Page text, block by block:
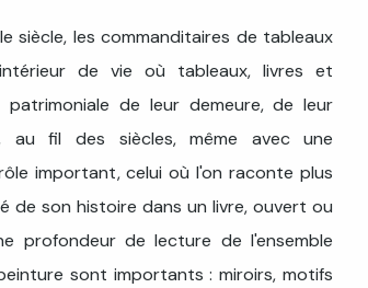
siècle, les commanditaires de tableaux
de vie où tableaux, livres et
de leur demeure, de leur
au fil des siècles, même avec une
important, celui où l'on raconte plus
son histoire dans un livre, ouvert ou
profondeur de lecture de l'ensemble
sont importants : miroirs, motifs